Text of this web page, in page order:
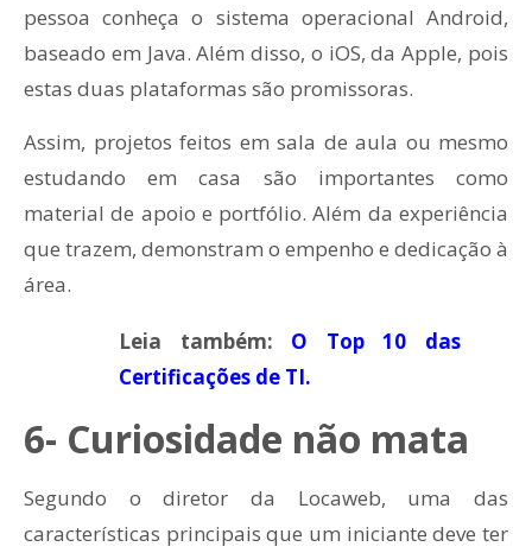
pessoa conheça o sistema operacional Android,
baseado em Java. Além disso, o iOS, da Apple, pois
estas duas plataformas são promissoras.
Assim, projetos feitos em sala de aula ou mesmo
estudando em casa são importantes como
material de apoio e portfólio. Além da experiência
que trazem, demonstram o empenho e dedicação à
área.
Leia também: O Top 10 das
Certificações de TI.
6- Curiosidade não mata
Segundo o diretor da Locaweb, uma das
características principais que um iniciante deve ter